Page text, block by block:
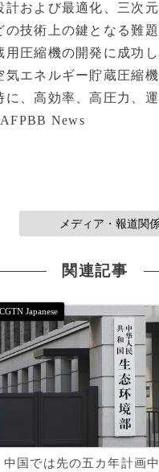
および最適化、三次
技術上の鍵となる難
圧縮機の開発に成功
エネルギー貯蔵圧縮
、高効率、高圧力、
News
メディア・報道関
関連記事
中国では先の五カ年計画